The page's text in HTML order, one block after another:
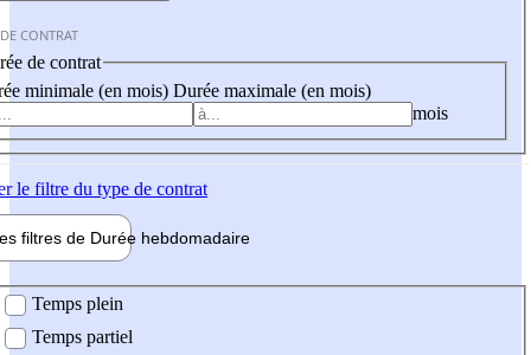
CONTRAT
de contrat
minimale (en mois) Durée maximale (en mois)
mois
le filtre du type de contrat
filtres de Durée hebdomadaire
Temps plein
Temps partiel